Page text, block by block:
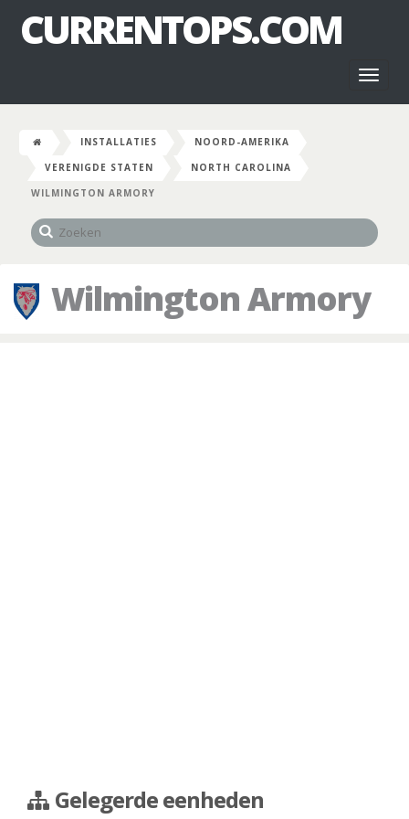
CURRENTOPS.COM
INSTALLATIES
NOORD-AMERIKA
VERENIGDE STATEN
NORTH CAROLINA
WILMINGTON ARMORY
Wilmington Armory
Gelegerde eenheden